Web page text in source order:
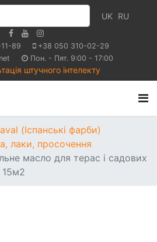
UK RU
89
+38 050 310-02-29
Пон. - Пят. 9:00 - 17:00
штучного інтелекту
(Іспанські фарби)
лаки, просочення
масло для терас і садових
15м2